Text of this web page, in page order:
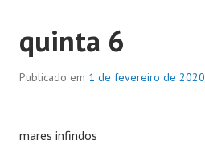
quinta 6
Publicado em 1 de fevereiro de 2020
mares infindos